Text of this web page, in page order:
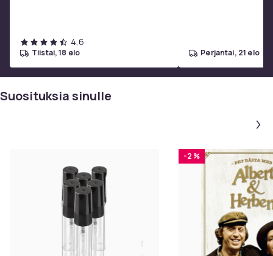
4,6
tiistai, 18 elo perjantai, 21 elo
Suosituksia sinulle
-2 %